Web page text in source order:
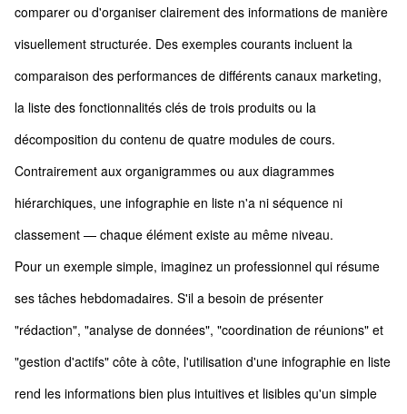
comparer ou d'organiser clairement des informations de manière
visuellement structurée. Des exemples courants incluent la
comparaison des performances de différents canaux marketing,
la liste des fonctionnalités clés de trois produits ou la
décomposition du contenu de quatre modules de cours.
Contrairement aux organigrammes ou aux diagrammes
hiérarchiques, une infographie en liste n'a ni séquence ni
classement — chaque élément existe au même niveau.
Pour un exemple simple, imaginez un professionnel qui résume
ses tâches hebdomadaires. S'il a besoin de présenter
"rédaction", "analyse de données", "coordination de réunions" et
"gestion d'actifs" côte à côte, l'utilisation d'une infographie en liste
rend les informations bien plus intuitives et lisibles qu'un simple